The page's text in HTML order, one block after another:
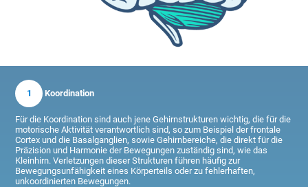
1 Koordination
Für die Koordination sind auch jene Gehirnstrukturen wichtig, die für die
motorische Aktivität verantwortlich sind, so zum Beispiel der frontale
Cortex und die Basalganglien, sowie Gehirnbereiche, die direkt für die
Präzision und Harmonie der Bewegungen zuständig sind, wie das
Kleinhirn. Verletzungen dieser Strukturen führen häufig zur
Bewegungsunfähigkeit eines Körperteils oder zu fehlerhaften,
unkoordinierten Bewegungen.